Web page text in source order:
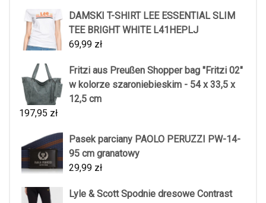
DAMSKI T-SHIRT LEE ESSENTIAL SLIM
TEE BRIGHT WHITE L41HEPLJ
69,99 zł
Fritzi aus Preußen Shopper bag "Fritzi 02"
w kolorze szaroniebieskim - 54 x 33,5 x
12,5 cm
197,95 zł
Pasek parciany PAOLO PERUZZI PW-14-
95 cm granatowy
29,99 zł
Lyle & Scott Spodnie dresowe Contrast